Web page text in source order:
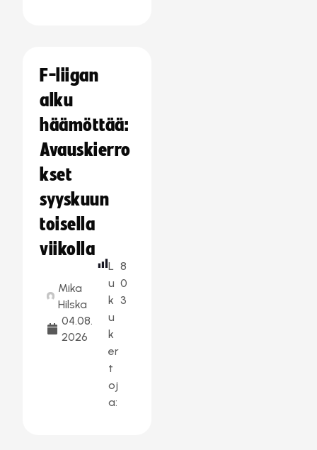
F-liigan
alku
häämöttää:
Avauskierro
kset
syyskuun
toisella
viikolla
Mika
Hilska
04.08.
2026
L
u
k
u
k
er
t
oj
a:
8
0
3